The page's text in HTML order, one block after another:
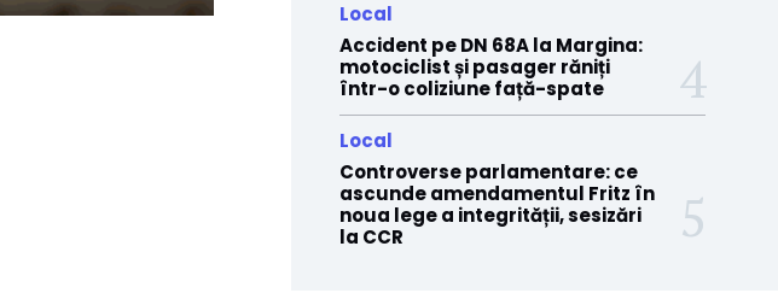
Local
Accident pe DN 68A la Margina:
motociclist și pasager răniți
într-o coliziune față-spate
Local
Controverse parlamentare: ce
ascunde amendamentul Fritz în
noua lege a integrității, sesizări
la CCR